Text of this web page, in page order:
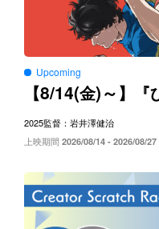
Upcoming
【8/14(金)～】『
2025監督：岩井澤健治
上映期間 2026/08/14 - 2026/08/27